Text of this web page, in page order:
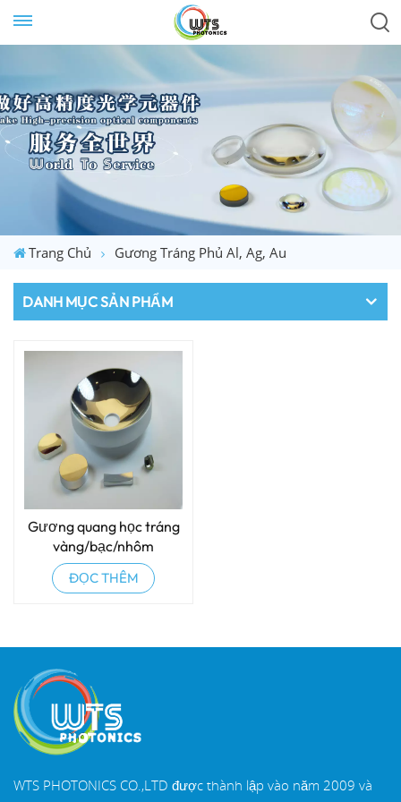
Trang Chủ Gương Tráng Phủ Al, Ag, Au
DANH MỤC SẢN PHẨM
Gương quang học tráng
vàng/bạc/nhôm
ĐỌC THÊM
WTS PHOTONICS CO.,LTD được thành lập vào năm 2009 và